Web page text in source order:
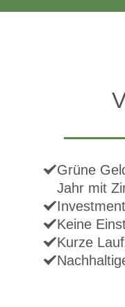
Grüne
Jahr mit
Keine
Kurze